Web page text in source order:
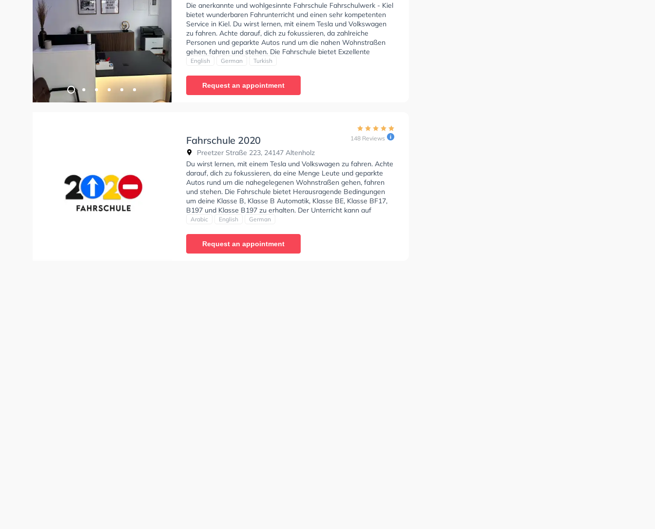
Die anerkannte und wohlgesinnte Fahrschule Fahrschulwerk - Kiel
bietet wunderbaren Fahrunterricht und einen sehr kompetenten
Service in Kiel. Du wirst lernen, mit einem Tesla und Volkswagen
zu fahren. Achte darauf, dich zu fokussieren, da zahlreiche
Personen und geparkte Autos rund um die nahen Wohnstraßen
gehen, fahren und stehen. Die Fahrschule bietet Exzellente
Bedingungen um deine Klasse B, Klasse B Automatik, Klasse BE,
erhalten. Der Unterricht kann auf Englisch, Deutsch und Türkisch
stattfinden. Die Erste-Hilfe-Kurs in der Schule. Wir empfehlen dir
auch online-theorie tests am PC zu absolvieren, um dich gut auf
bin sehr zufrieden mit dieser Fahrschule. Das gesamte Team ist
freundlich, professionell und hilfsbereit. Die Fahrlehrer erklären
alles ruhig und verständlich, sodass man sich sicher und gut
vorbereitet fühlt. Die Fahrstunden waren angenehm und sehr
lehrreich. Ich kann diese Fahrschule jedem empfehlen. Vielen
Dank für die tolle Unterstützung und die angenehme
Lernatmosphäre!"
English German Turkish
Request an appointment
Fahrschule 2020
Preetzer Straße 223, 24147 Altenholz
148 Reviews
Du wirst lernen, mit einem Tesla und Volkswagen zu fahren. Achte
darauf, dich zu fokussieren, da eine Menge Leute und geparkte
Autos rund um die nahegelegenen Wohnstraßen gehen, fahren
und stehen. Die Fahrschule bietet Herausragende Bedingungen
um deine Klasse B, Klasse B Automatik, Klasse BE, Klasse BF17,
B197 und Klasse B197 zu erhalten. Der Unterricht kann auf
Arabisch, Englisch und Deutsch stattfinden. Letzte Bewertung:
wird sich um einen gekümmert, falls man Fragen hat."
Arabic English German
Request an appointment